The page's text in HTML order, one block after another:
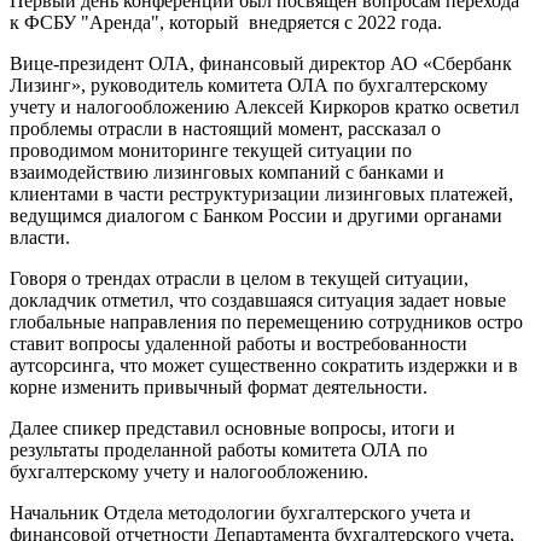
к ФСБУ "Аренда", который внедряется с 2022 года.
Вице-президент ОЛА, финансовый директор АО «Сбербанк
Лизинг», руководитель комитета ОЛА по бухгалтерскому
учету и налогообложению Алексей Киркоров кратко осветил
проблемы отрасли в настоящий момент, рассказал о
проводимом мониторинге текущей ситуации по
взаимодействию лизинговых компаний с банками и
клиентами в части реструктуризации лизинговых платежей,
ведущимся диалогом с Банком России и другими органами
власти.
Говоря о трендах отрасли в целом в текущей ситуации,
докладчик отметил, что создавшаяся ситуация задает новые
глобальные направления по перемещению сотрудников остро
ставит вопросы удаленной работы и востребованности
аутсорсинга, что может существенно сократить издержки и в
корне изменить привычный формат деятельности.
Далее спикер представил основные вопросы, итоги и
результаты проделанной работы комитета ОЛА по
бухгалтерскому учету и налогообложению.
Начальник Отдела методологии бухгалтерского учета и
финансовой отчетности Департамента бухгалтерского учета,